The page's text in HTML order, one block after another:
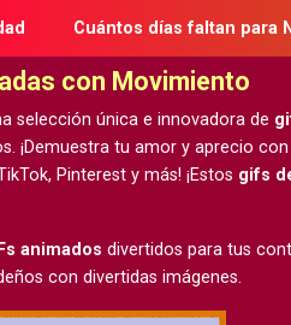
Cuántos días faltan para
con Movimiento
selección única e innovadora de
¡Demuestra tu amor y aprecio
Pinterest y más! ¡Estos gifs
animados divertidos para tus
con divertidas imágenes.